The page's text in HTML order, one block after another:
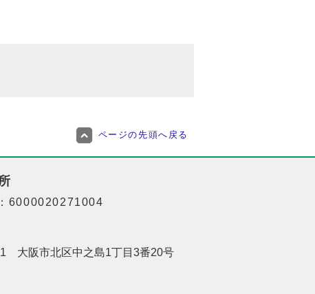
ページの先頭へ戻る
6000020271004
大阪市北区中之島1丁目3番20号